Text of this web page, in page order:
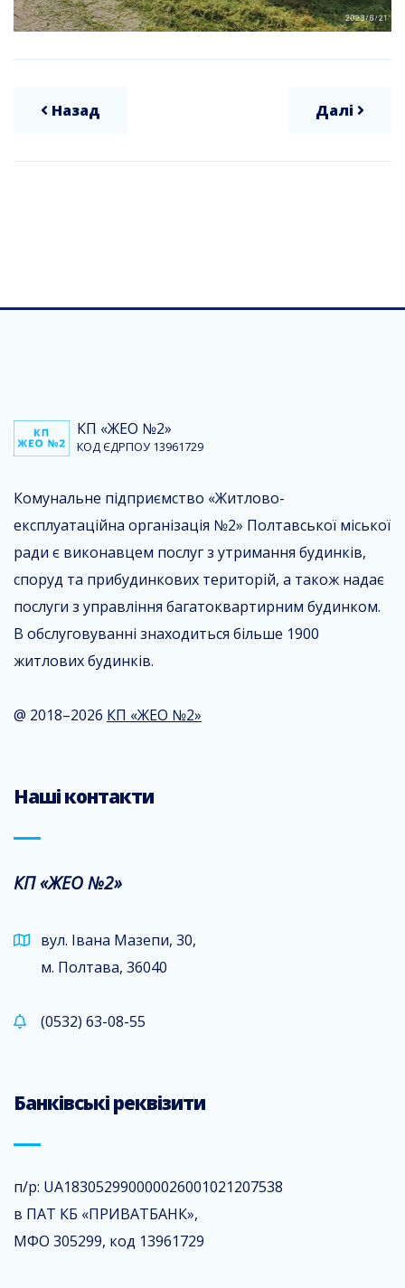
Назад Далі
КП «ЖЕО №2»
КОД ЄДРПОУ 13961729
Комунальне підприємство «Житлово-
експлуатаційна організація №2» Полтавської міської
ради є виконавцем послуг з утримання будинків,
споруд та прибудинкових територій, а також надає
послуги з управління багатоквартирним будинком.
В обслуговуванні знаходиться більше 1900
житлових будинків.
@ 2018–2026 КП «ЖЕО №2»
Наші контакти
КП «ЖЕО №2»
вул. Івана Мазепи, 30,
м. Полтава, 36040
(0532) 63-08-55
Банківські реквізити
п/р: UA183052990000026001021207538
в ПАТ КБ «ПРИВАТБАНК»,
МФО 305299, код 13961729